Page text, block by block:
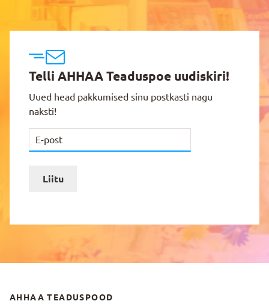
Telli AHHAA Teaduspoe uudiskiri!
Uued head pakkumised sinu postkasti nagu
naksti!
Liitu
AHHAA TEADUSPOOD